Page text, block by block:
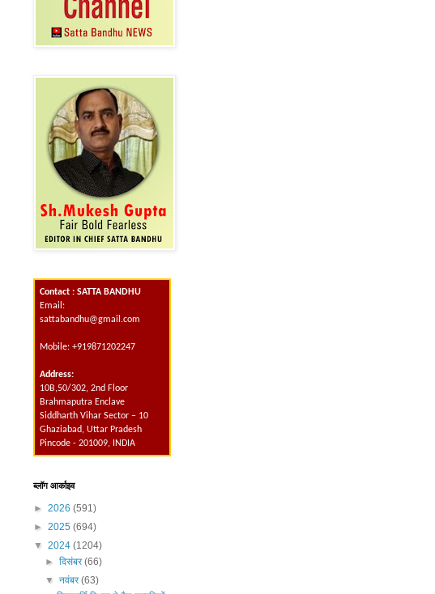
Contact : SATTA BANDHU
Email:
sattabandhu@gmail.com
Mobile: +919871202247
Address:
10B,50/302, 2nd Floor
Brahmaputra Enclave
Siddharth Vihar Sector – 10
Ghaziabad, Uttar Pradesh
Pincode - 201009, INDIA
ब्लॉग आर्काइव
► 2026 (591)
► 2025 (694)
▼ 2024 (1204)
► दिसंबर(66)
▼ नवंबर(63)